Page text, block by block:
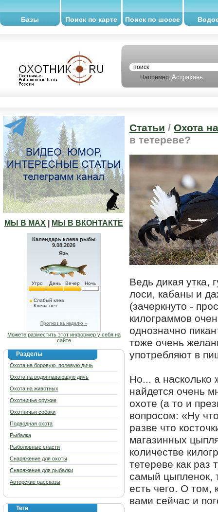
Базы Поиск по карте Поиск по шоссе
Например: Астрахань
МЫ В МАХ МЫ В ВКОНТАКТЕ
Календарь клева рыбы
9.08.2026
Язь
Утро День Вечер Ночь
Слабый клев
Клева нет
Прогноз на неделю »
Можете разместить этот информер у себя на
сайте
Разделы
Охота на боровую, полевую дичь
Охота на водоплавающую дичь
Охота на животных
Охотничье оружие
Охотничьи собаки
Подводная охота
Рыбалка
Рыболовные снасти
Снаряжение для охоты
Снаряжение для рыбалки
Авторские рассказы
Теги
Статьи / Охота
в тетереве?
Ведь дикая утка,
лоси, кабаны и
(зачеркнуто -
килограммов
однозначно
тоже очень
употребляют в
Но... а насколько
найдется очень
охоте (а то и
вопросом: «Ну
разве что
магазинных
количестве
тетереве как раз
самый цыпленок,
есть чего. О том,
вами сейчас и